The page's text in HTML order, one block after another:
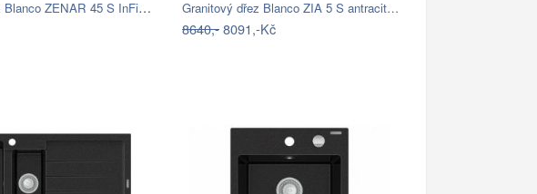
Granitový dřez Blanco ZENAR 45 S InFino… Granitový dřez Blanco ZIA 5 S antracit…
8640,-8091,-Kč